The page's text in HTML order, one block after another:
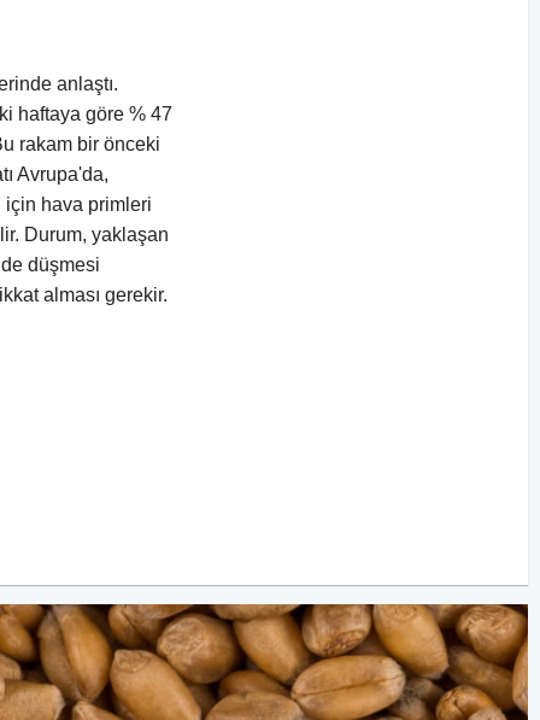
anlaştı.
haftaya göre % 47
rakam bir önceki
Avrupa'da,
için hava primleri
Durum, yaklaşan
düşmesi
alması gerekir.